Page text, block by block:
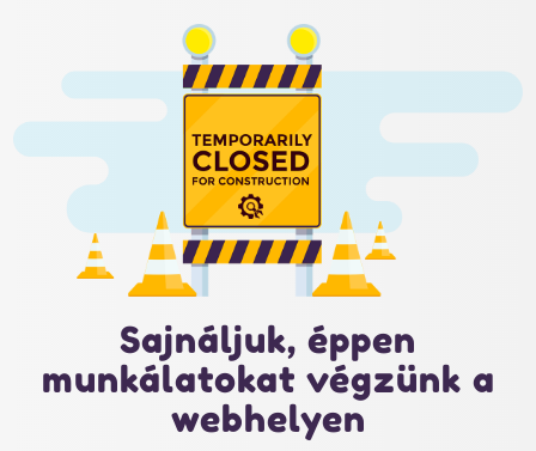
Sajnáljuk, éppen
munkálatokat végzünk a
webhelyen